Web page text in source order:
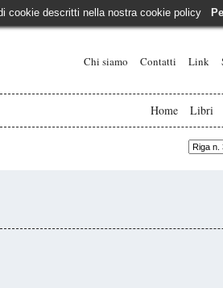
cookie descritti nella nostra cookie policy
Chi siamo Contatti Link
Home Libri